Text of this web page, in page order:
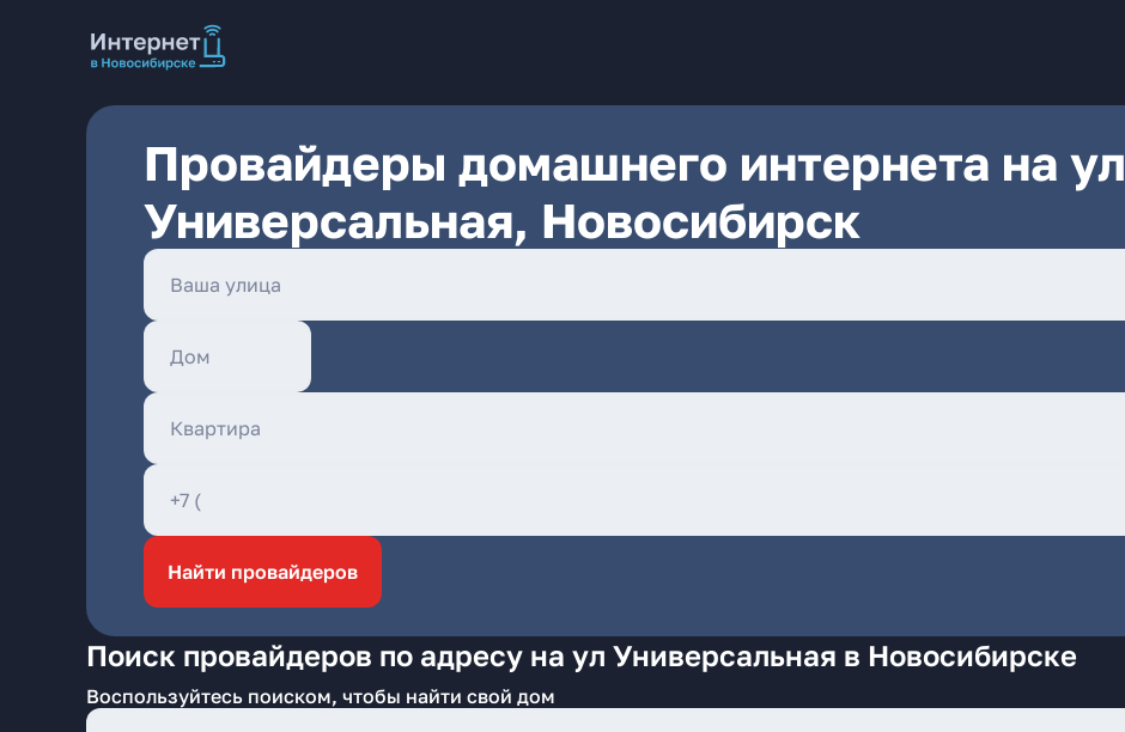
Провайдеры домашнего интернета на ул
Универсальная, Новосибирск
Найти провайдеров
Поиск провайдеров по адресу на ул Универсальная в Новосибирске
Воспользуйтесь поиском, чтобы найти свой дом